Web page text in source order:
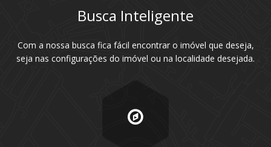
Busca Inteligente
Com a nossa busca fica fácil encontrar o imóvel que deseja,
seja nas configurações do imóvel ou na localidade desejada.